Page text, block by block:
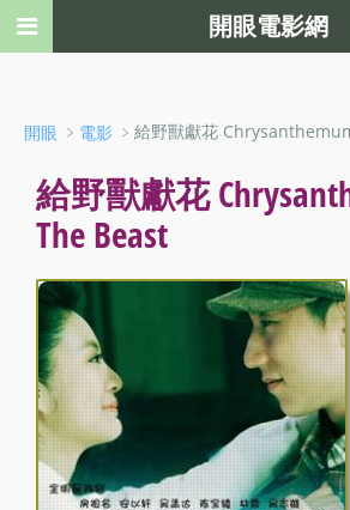
開眼 ﹥ 電影 ﹥給野獸獻花
給野獸獻花
The Beast
開眼電影網